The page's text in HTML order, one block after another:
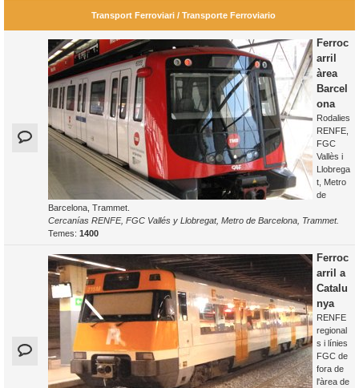
Transport Ferroviari / Transporte Ferroviario
Ferroc
arril
àrea
Barcel
ona
Rodalies
RENFE,
FGC
Vallès i
Llobrega
t, Metro
de
Barcelona, Trammet.
Cercanías RENFE, FGC Vallés y Llobregat, Metro de Barcelona, Trammet.
Temes: 1400
Ferroc
arril a
Catalu
nya
RENFE
regional
s i línies
FGC de
fora de
l'àrea de